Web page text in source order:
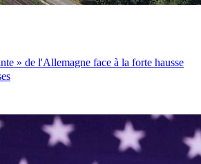
» de l'Allemagne face à la forte hausse